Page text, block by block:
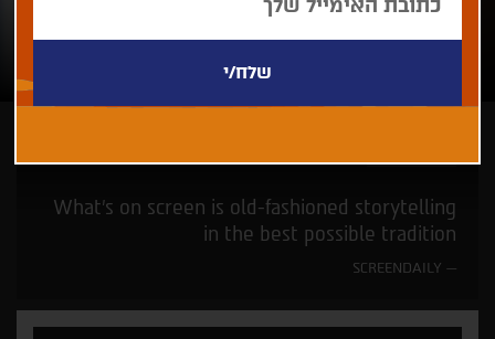
What’s on screen is old-fashioned storytelling
in the best possible tradition
SCREENDAILY